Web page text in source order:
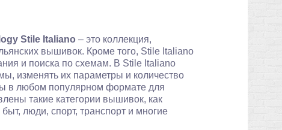
Stile Italiano – это коллекция,
вышивок. Кроме того, Stile Italiano
и поиска по схемам. В Stile Italiano
изменять их параметры и количество
в любом популярном формате для
такие категории вышивок, как
люди, спорт, транспорт и многие